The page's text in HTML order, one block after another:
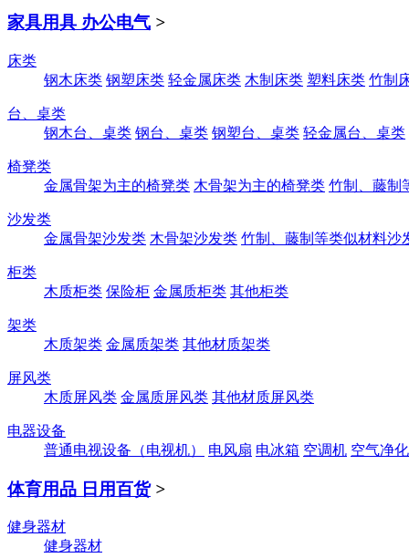
家具用具 办公电气 >
床类
钢木床类 钢塑床类 轻金属床类 木制床类 塑料床类 竹制
台、桌类
钢木台、桌类 钢台、桌类 钢塑台、桌类 轻金属台、桌类
椅凳类
金属骨架为主的椅凳类 木骨架为主的椅凳类 竹制、藤制
沙发类
金属骨架沙发类 木骨架沙发类 竹制、藤制等类似材料沙
柜类
木质柜类 保险柜 金属质柜类 其他柜类
架类
木质架类 金属质架类 其他材质架类
屏风类
木质屏风类 金属质屏风类 其他材质屏风类
电器设备
普通电视设备（电视机）
电风扇 电冰箱 空调机 空气净
体育用品 日用百货 >
健身器材
健身器材